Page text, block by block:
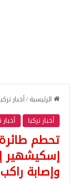
الرئيسية/أخبار
أخبار تركيا
تحطم
إسكيشهير
وإصابة راكب